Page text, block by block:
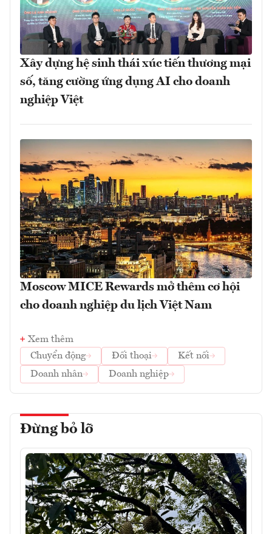
Xây dựng hệ sinh thái xúc tiến thương mại
số, tăng cường ứng dụng AI cho doanh
nghiệp Việt
Moscow MICE Rewards mở thêm cơ hội
cho doanh nghiệp du lịch Việt Nam
Xem thêm
Chuyển động
Đối thoại
Kết nối
Doanh nhân
Doanh nghiệp
Đừng bỏ lỡ